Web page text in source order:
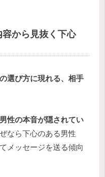
から見抜く下心
選び方に現れる、相手
男性の本音が隠されてい
なら下心のある男性
メッセージを送る傾向